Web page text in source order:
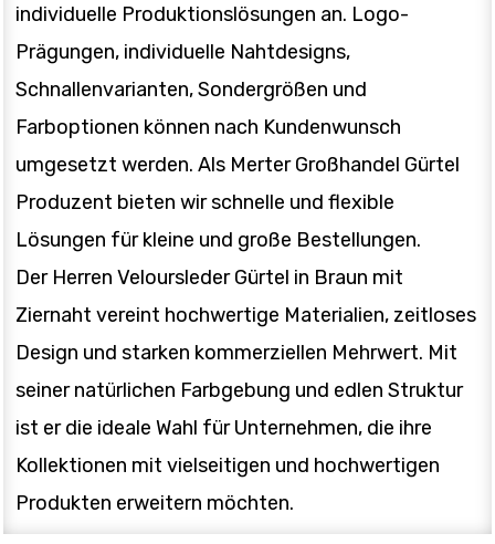
individuelle Produktionslösungen an. Logo-
Prägungen, individuelle Nahtdesigns,
Schnallenvarianten, Sondergrößen und
Farboptionen können nach Kundenwunsch
umgesetzt werden. Als Merter Großhandel Gürtel
Produzent bieten wir schnelle und flexible
Lösungen für kleine und große Bestellungen.
Der Herren Veloursleder Gürtel in Braun mit
Ziernaht vereint hochwertige Materialien, zeitloses
Design und starken kommerziellen Mehrwert. Mit
seiner natürlichen Farbgebung und edlen Struktur
ist er die ideale Wahl für Unternehmen, die ihre
Kollektionen mit vielseitigen und hochwertigen
Produkten erweitern möchten.